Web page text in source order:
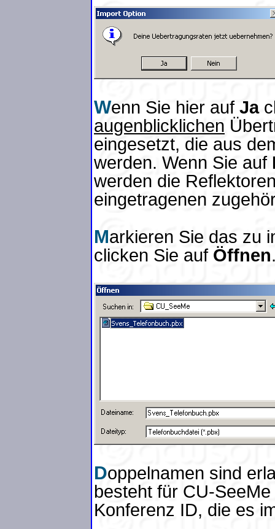
Wenn Sie hier auf Ja
augenblicklichen
eingesetzt, die aus
werden. Wenn Sie auf
werden die
eingetragenen
Markieren Sie das zu
clicken Sie auf Öffnen
Doppelnamen sind
besteht für CU-
Konferenz ID, die es